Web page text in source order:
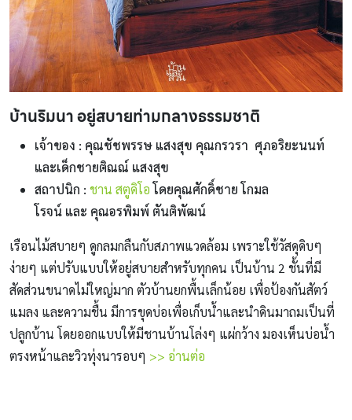
บ้านริมนา อยู่สบายท่ามกลางธรรมชาติ
เจ้าของ : คุณชัชพรรษ แสงสุข คุณกรวรา ศุภอริยะนนท์
และเด็กชายติณณ์ แสงสุข
สถาปนิก : ชาน สตูดิโอโดยคุณศักดิ์ชาย โกมล
โรจน์ และ คุณอรพิมพ์ ตันติพัฒน์
เรือนไม้สบายๆ ดูกลมกลืนกับสภาพแวดล้อม เพราะใช้วัสดุดิบๆ
ง่ายๆ แต่ปรับแบบให้อยู่สบายสำหรับทุกคน เป็นบ้าน 2 ชั้นที่มี
สัดส่วนขนาดไม่ใหญ่มาก ตัวบ้านยกพื้นเล็กน้อย เพื่อป้องกันสัตว์
แมลง และความชื้น มีการขุดบ่อเพื่อเก็บน้ำและนำดินมาถมเป็นที่
ปลูกบ้าน โดยออกแบบให้มีชานบ้านโล่งๆ แผ่กว้าง มองเห็นบ่อน้ำ
ตรงหน้าและวิวทุ่งนารอบๆ >> อ่านต่อ